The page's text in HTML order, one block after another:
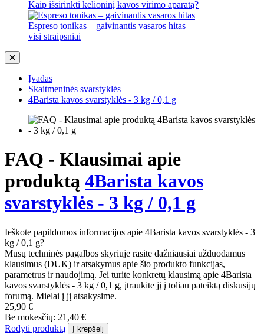
Kaip išsirinkti kelioninį kavos virimo aparatą?
Espreso tonikas – gaivinantis vasaros hitas
visi straipsniai
Įvadas
Skaitmeninės svarstyklės
4Barista kavos svarstyklės - 3 kg / 0,1 g
FAQ - Klausimai apie
produktą 4Barista kavos
svarstyklės - 3 kg / 0,1 g
Ieškote papildomos informacijos apie 4Barista kavos svarstyklės - 3
kg / 0,1 g?
Mūsų techninės pagalbos skyriuje rasite dažniausiai užduodamus
klausimus (DUK) ir atsakymus apie šio produkto funkcijas,
parametrus ir naudojimą. Jei turite konkretų klausimą apie 4Barista
kavos svarstyklės - 3 kg / 0,1 g, įtraukite jį į toliau pateiktą diskusijų
forumą. Mielai į jį atsakysime.
25,90 €
Be mokesčių: 21,40 €
Rodyti produktą
Į krepšelį